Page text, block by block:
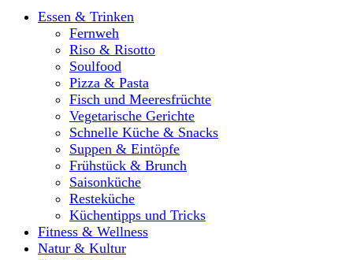
Essen & Trinken
Fernweh
Riso & Risotto
Soulfood
Pizza & Pasta
Fisch und Meeresfrüchte
Vegetarische Gerichte
Schnelle Küche & Snacks
Suppen & Eintöpfe
Frühstück & Brunch
Saisonküche
Resteküche
Küchentipps und Tricks
Fitness & Wellness
Natur & Kultur